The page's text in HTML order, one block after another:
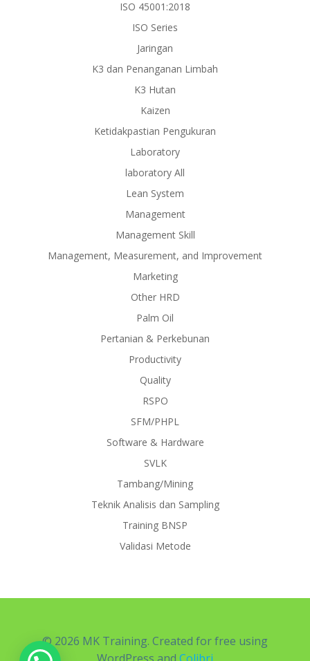
ISO 45001:2018
ISO Series
Jaringan
K3 dan Penanganan Limbah
K3 Hutan
Kaizen
Ketidakpastian Pengukuran
Laboratory
laboratory All
Lean System
Management
Management Skill
Management, Measurement, and Improvement
Marketing
Other HRD
Palm Oil
Pertanian & Perkebunan
Productivity
Quality
RSPO
SFM/PHPL
Software & Hardware
SVLK
Tambang/Mining
Teknik Analisis dan Sampling
Training BNSP
Validasi Metode
© 2026 MK Training. Created for free using